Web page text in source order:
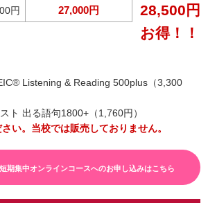
円 27,000円
28,500円
お得！！
Listening & Reading 500plus（3,300
ト 出る語句1800+（1,760円）
い。当校では販売しておりません。
期集中オンラインコースへのお申し込みはこちら